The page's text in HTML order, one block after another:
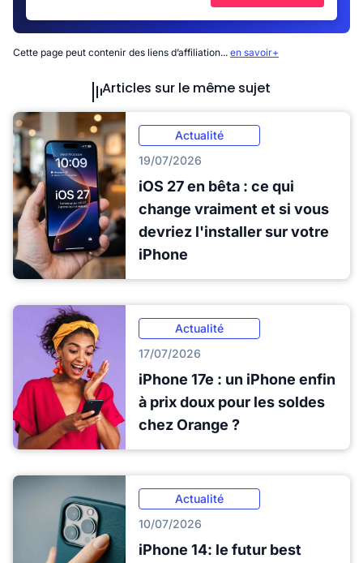
Cette page peut contenir des liens d’affiliation... en savoir+
Articles sur le même sujet
Actualité
19/07/2026
iOS 27 en bêta : ce qui
change vraiment et si vous
devriez l'installer sur votre
iPhone
Actualité
17/07/2026
iPhone 17e : un iPhone enfin
à prix doux pour les soldes
chez Orange ?
Actualité
10/07/2026
iPhone 14: le futur best